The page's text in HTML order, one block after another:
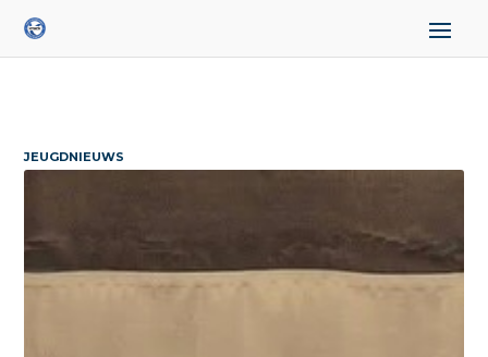
JEUGDNIEUWS